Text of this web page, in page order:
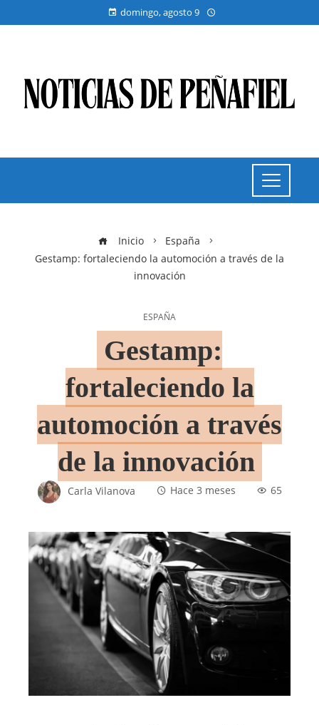
domingo, agosto 9
Inicio
España
Gestamp: fortaleciendo la automoción a través de la
innovación
ESPAÑA
Gestamp:
fortaleciendo la
automoción a través
de la innovación
Carla Vilanova Hace 3 meses 65